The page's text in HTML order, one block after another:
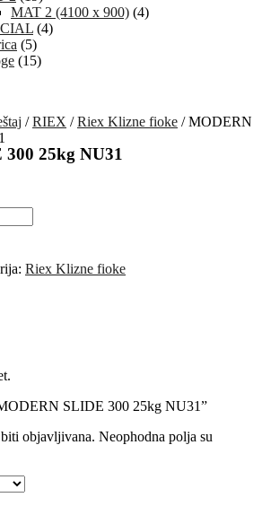
MAT 2 (4100 x 900) (4)
(4)
(5)
(15)
/RIEX /Riex Klizne fioke / MODERN
25kg NU31
Riex Klizne fioke
SLIDE 300 25kg NU31”
biti objavljivana. Neophodna polja su